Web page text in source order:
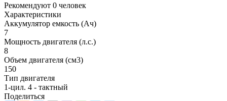
Рекомендуют 0 человек
Характеристики
Аккумулятор емкость (Ач)
7
Мощность двигателя (л.с.)
8
Объем двигателя (см3)
150
Тип двигателя
1-цил. 4 - тактный
Поделиться